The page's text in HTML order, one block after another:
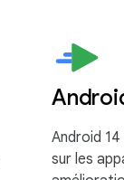
Android
sur les